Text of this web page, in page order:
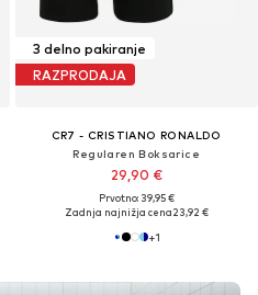
3 delno pakiranje
RAZPRODAJA
CR7 - CRISTIANO RONALDO
Regularen Boksarice
29,90 €
Prvotno: 39,95 €
Zadnja najnižja cena23,92 €
+1